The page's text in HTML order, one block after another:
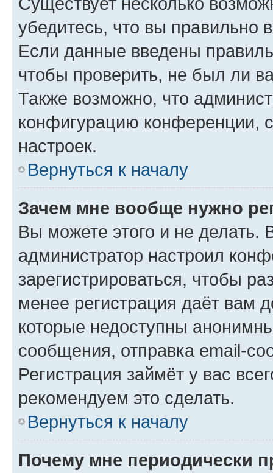
убедитесь, что вы правильно
Если данные введены
чтобы проверить, не был ли
Также возможно, что
конфигурацию конференции,
настроек.
Вернуться к началу
Зачем мне вообще нужно
Вы можете этого и не делать.
администратор настроил
зарегистрироваться, чтобы
менее регистрация даёт вам
которые недоступны
сообщения, отправка email-
Регистрация займёт у вас
рекомендуем это сделать.
Вернуться к началу
Почему мне периодически